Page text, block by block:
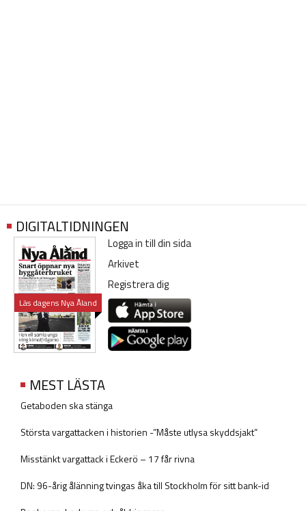
DIGITALTIDNINGEN
Läs dagens Nya Åland
Logga in till din sida
Arkivet
Registrera dig
MEST LÄSTA
Getaboden ska stänga
Största vargattacken i historien -”Måste utlysa skyddsjakt”
Misstänkt vargattack i Eckerö – 17 får rivna
DN: 96-årig ålänning tvingas åka till Stockholm för sitt bank-id